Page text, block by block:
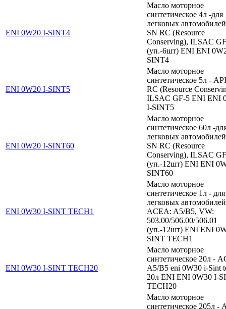
ENI 0W20 I-SINT4
Масло моторное
синтетическое 4л -для
легковых
SN RC (Resource
Conserving), ILSAC
(уп.-6шт) ENI ENI
SINT4
ENI 0W20 I-SINT5
Масло моторное
синтетическое 5л -
RC (Resource
ILSAC GF-5 ENI ENI
I-SINT5
ENI 0W20 I-SINT60
Масло моторное
синтетическое 60л -
легковых
SN RC (Resource
Conserving), ILSAC
(уп.-12шт) ENI ENI
SINT60
ENI 0W30 I-SINT TECH1
Масло моторное
синтетическое 1л - для
легковых автомобилей
ACEA: A5/B5, VW:
503.00/506.00/506.01
(уп.-12шт) ENI ENI
SINT TECH1
ENI 0W30 I-SINT TECH20
Масло моторное
синтетическое 20л -
A5/B5 eni 0W30 i-Sint
20л ENI ENI 0W30 I-
TECH20
Масло моторное
синтетическое 205л -